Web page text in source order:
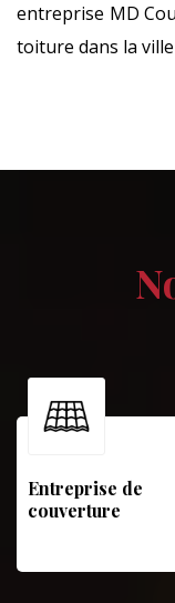
entreprise MD
toiture dans la
Entreprise de
couverture